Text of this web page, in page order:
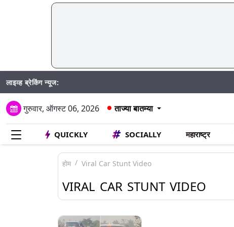
लाइव्ह ब्रेकिंग न्यूज:
गुरुवार, ऑगस्ट 06, 2026 ताज्या बातम्या
QUICKLY SOCIALLY महाराष्ट्र
होम Viral Car Stunt Video
VIRAL CAR STUNT VIDEO